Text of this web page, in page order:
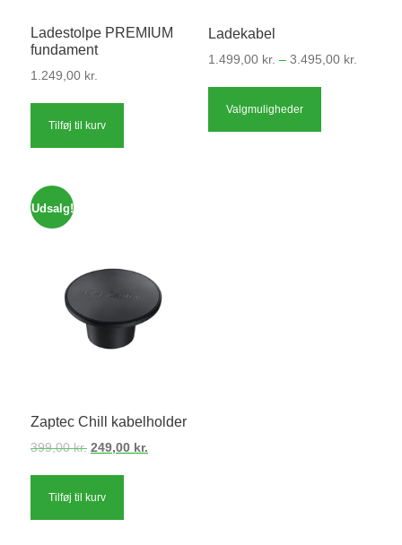
Ladestolpe PREMIUM
fundament
1.249,00 kr.
Tilføj til kurv
Ladekabel
1.499,00 kr. – 3.495,00 kr.
Valgmuligheder
Dette
har
Udsalg!
Zaptec Chill kabelholder
399,00kr. Den
249,00 kr.
Tilføj til kurv